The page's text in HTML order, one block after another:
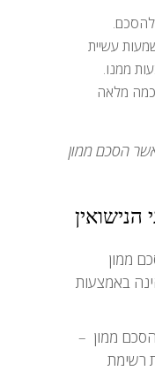
עשיית
ממנו.
מלאה
הסכם ממון
ממון
באמצעות
הסכם ממון –
רשימת